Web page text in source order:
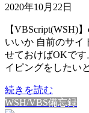
2020年10月22日
【VBScript(WSH)
いいか 自前のサイ
せておけばOKで
イピングをしたい
続きを読む
WSH/VBS備忘録